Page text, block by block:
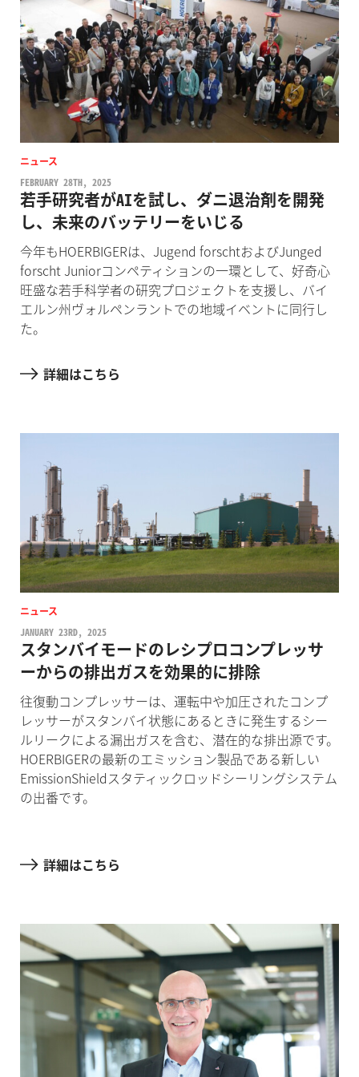
ニュース
FEBRUARY 28TH, 2025
若手研究者がAIを試し、ダニ退治剤を開発
し、未来のバッテリーをいじる
今年もHOERBIGERは、Jugend forschtおよびJunged
forscht Juniorコンペティションの一環として、好奇心
旺盛な若手科学者の研究プロジェクトを支援し、バイ
エルン州ヴォルペンラントでの地域イベントに同行し
た。
詳細はこちら
ニュース
JANUARY 23RD, 2025
スタンバイモードのレシプロコンプレッサ
ーからの排出ガスを効果的に排除
往復動コンプレッサーは、運転中や加圧されたコンプ
レッサーがスタンバイ状態にあるときに発生するシー
ルリークによる漏出ガスを含む、潜在的な排出源です。
HOERBIGERの最新のエミッション製品である新しい
EmissionShieldスタティックロッドシーリングシステム
の出番です。
詳細はこちら